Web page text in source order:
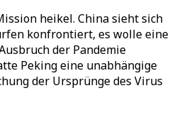
heikel. China sieht sich
konfrontiert, es wolle eine
der Pandemie
Peking eine unabhängige
der Ursprünge des Virus